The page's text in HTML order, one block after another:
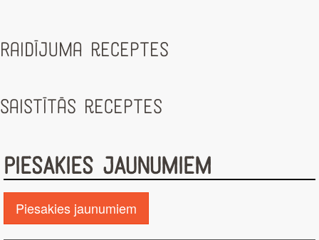
Raidījuma receptes
Saistītās receptes
PIESAKIES JAUNUMIEM
Piesakies jaunumiem